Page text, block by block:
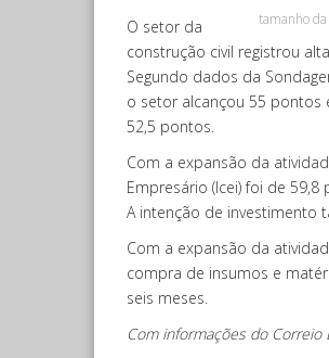
tamanho
O setor da
construção civil registrou
Segundo dados da
o setor alcançou 55 pontos
52,5 pontos.
Com a expansão da
Empresário (Icei) foi de
A intenção de investimento
Com a expansão da
compra de insumos e
seis meses.
Com informações do Correio